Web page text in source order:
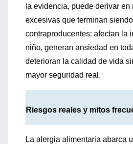
la evidencia, puede derivar en
excesivas que terminan siendo
contraproducentes: afectan la
niño, generan ansiedad en
deterioran la calidad de vida
mayor seguridad real.
Riesgos reales y mitos
La alergia alimentaria abarca